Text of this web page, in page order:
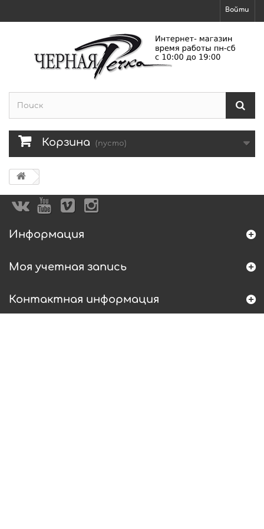
Войти
Корзина (пусто)
Информация
Моя учетная запись
Контактная информация